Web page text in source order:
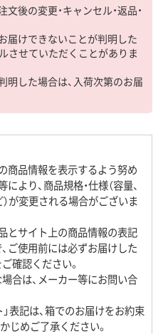
後の変更・キャンセル・返品・
届けできないことが判明した
させていただくことがありま
明した場合は、入荷次第のお届
商品情報を表示するよう努め
より、商品規格・仕様（容量、
が変更される場合がございま
とサイト上の商品情報の表記
ご使用前には必ずお届けした
確認ください。
合は、メーカー等にお問い合
表記は、箱でのお届けをお約束
じめご了承ください。